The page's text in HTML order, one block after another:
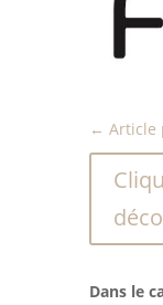
← Article
Dans le